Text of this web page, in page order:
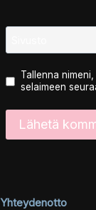
Tallenna
selaimeen
Yhteydenotto